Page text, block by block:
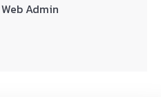
Web Admin